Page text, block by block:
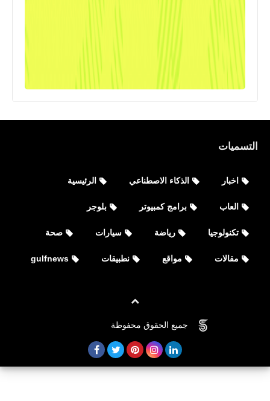
التسميات
اخبار الذكاء الاصطناعي الرئيسية
العاب برامج كمبيوتر بلوجر
تكنولوجيا رياضة سيارات صحة
مقالات مواقع نطبيقات gulfnews
جميع الحقوق محفوظة